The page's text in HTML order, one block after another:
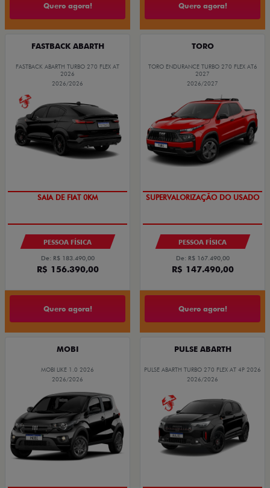
Quero agora! Quero agora!
FASTBACK ABARTH
FASTBACK ABARTH TURBO 270 FLEX AT
2026
2026/2026
PREÇO IMPERDÍVEL
PESSOA FÍSICA
De: R$ 183.490,00
R$ 156.390,00
Quero agora!
TORO
TORO ENDURANCE TURBO 270 FLEX AT6
2027
2026/2027
COM USADO NA TROCA
PESSOA FÍSICA
De: R$ 167.490,00
R$ 147.490,00
Quero agora!
MOBI
MOBI LIKE 1.0 2026
2026/2026
PULSE ABARTH
PULSE ABARTH TURBO 270 FLEX AT 4P 2026
2026/2026